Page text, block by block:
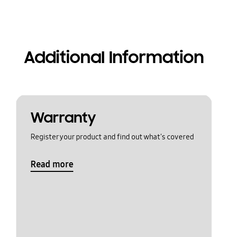
Additional Information
Warranty
Register your product and find out what's covered
Read more